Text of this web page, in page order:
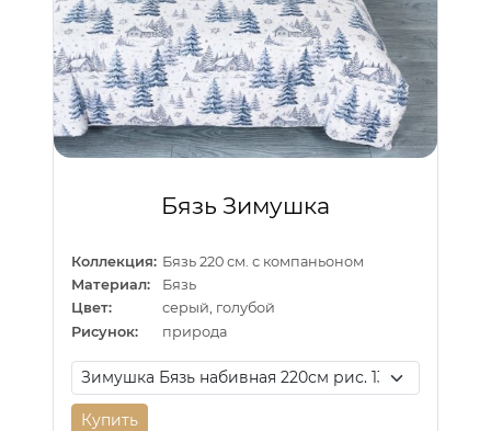
Бязь Зимушка
Коллекция: Бязь 220 см. с компаньоном
Материал:
Бязь
Цвет:
серый, голубой
Рисунок:
природа
Купить